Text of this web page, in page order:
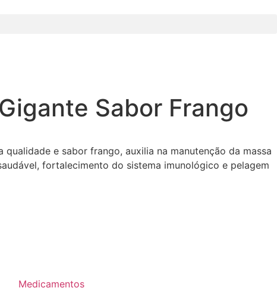
Sabor Frango
e sabor frango, auxilia na manutenção da massa
fortalecimento do sistema imunológico e pelagem
Medicamentos